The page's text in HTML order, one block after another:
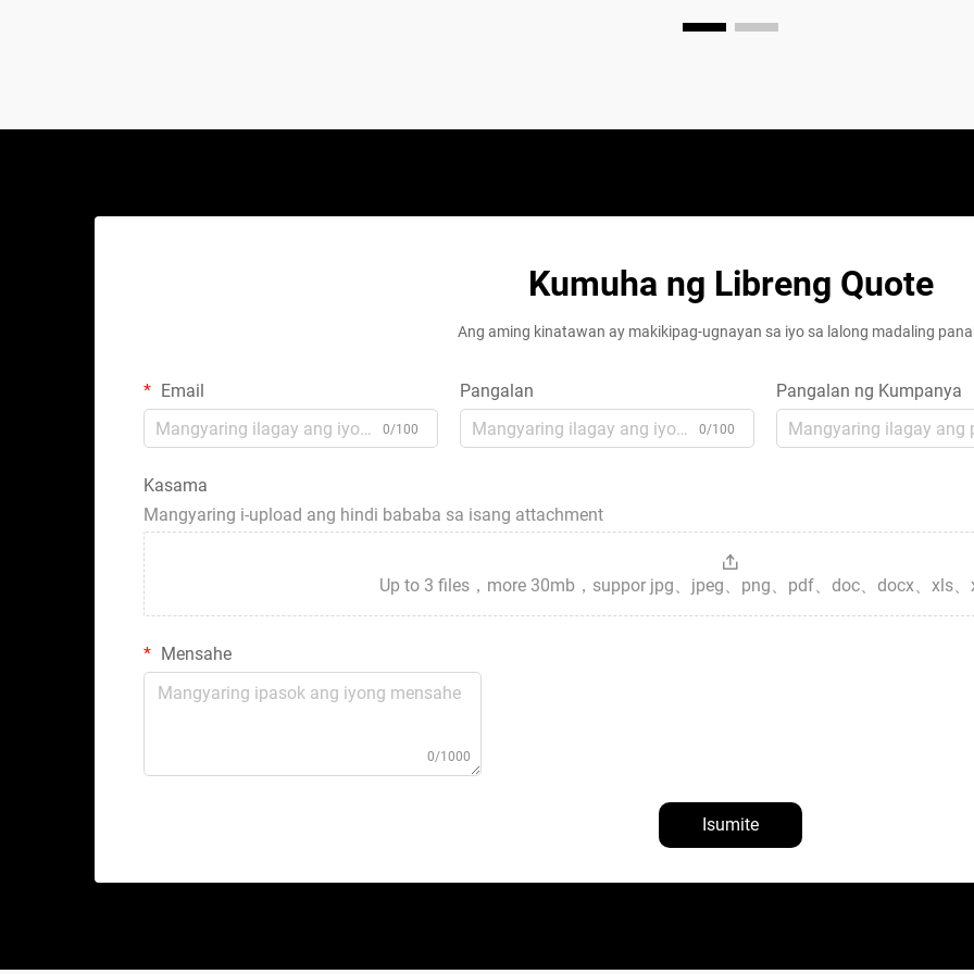
Kumuha ng Libreng Quote
Ang aming kinatawan ay makikipag-ugnayan sa iyo sa lalong madaling
Email
0/100
Pangalan
0/100
Pangalan ng Kumpanya
Kasama
Mangyaring i-upload ang hindi bababa sa isang attachment
Up to 3 files，more 30mb，suppor jpg、jpeg、png、pdf、doc、docx、xls
Mensahe
0/1000
Isumite